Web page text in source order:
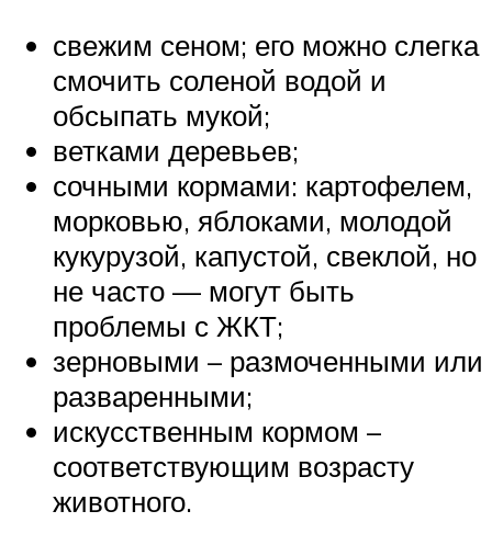
свежим сеном; его можно слегка
смочить соленой водой и
обсыпать мукой;
ветками деревьев;
сочными кормами: картофелем,
морковью, яблоками, молодой
кукурузой, капустой, свеклой, но
не часто — могут быть
проблемы с ЖКТ;
зерновыми – размоченными или
разваренными;
искусственным кормом –
соответствующим возрасту
животного.